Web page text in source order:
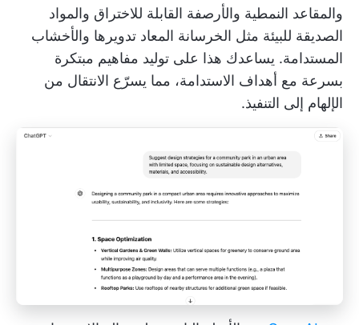
والمقاعد النمطية والأرصفة القابلة للاختراق والمواد
الصديقة للبيئة مثل الخرسانة المعاد تدويرها والأخشاب
المستدامة. يساعدك هذا على توليد مفاهيم مبتكرة
بسرعة مع أهداف الاستدامة، مما يسرّع الانتقال من
الإلهام إلى التنفيذ.